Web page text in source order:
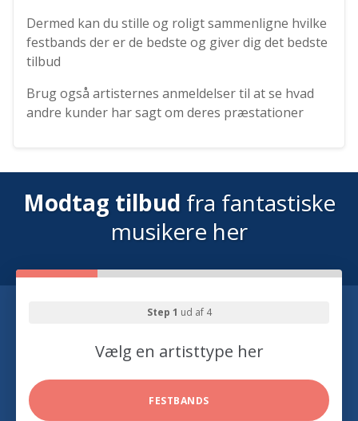
Dermed kan du stille og roligt sammenligne hvilke
festbands der er de bedste og giver dig det bedste
tilbud
Brug også artisternes anmeldelser til at se hvad
andre kunder har sagt om deres præstationer
Modtag tilbud fra fantastiske
musikere her
Step 1 ud af 4
Vælg en artisttype her
FESTBANDS